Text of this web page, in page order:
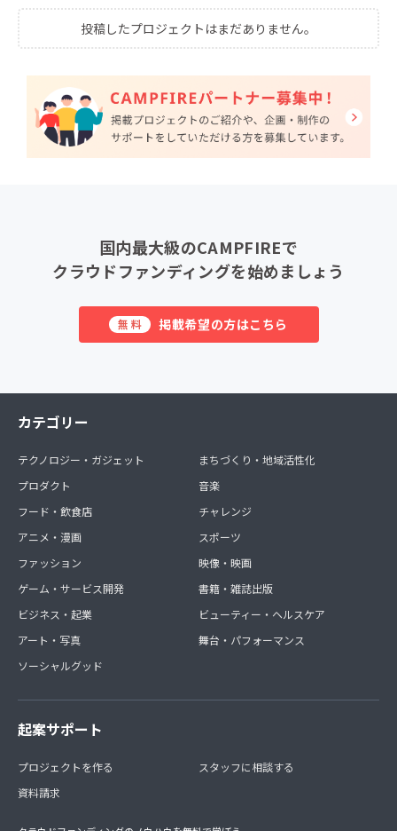
投稿したプロジェクトはまだありません。
国内最大級のCAMPFIREで
クラウドファンディングを始めましょう
無料 掲載希望の方はこちら
カテゴリー
テクノロジー・ガジェット
プロダクト
フード・飲食店
アニメ・漫画
ファッション
ゲーム・サービス開発
ビジネス・起業
アート・写真
ソーシャルグッド
まちづくり・地域活性化
音楽
チャレンジ
スポーツ
映像・映画
書籍・雑誌出版
ビューティー・ヘルスケア
舞台・パフォーマンス
起案サポート
プロジェクトを作る
資料請求
スタッフに相談する